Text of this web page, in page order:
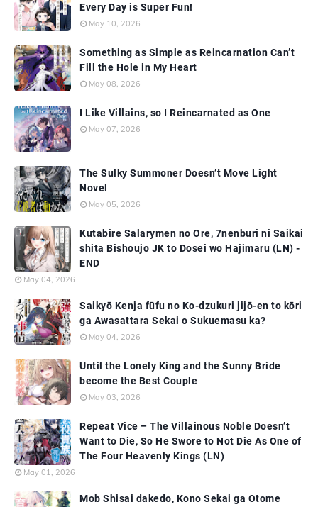
Every Day is Super Fun!
May 10, 2026
Something as Simple as Reincarnation Can’t
Fill the Hole in My Heart
May 08, 2026
I Like Villains, so I Reincarnated as One
May 07, 2026
The Sulky Summoner Doesn’t Move Light
Novel
May 05, 2026
Kutabire Salarymen no Ore, 7nenburi ni Saikai
shita Bishoujo JK to Dosei wo Hajimaru (LN) -
END
May 04, 2026
Saikyō Kenja fūfu no Ko-dzukuri jijō-en to kōri
ga Awasattara Sekai o Sukuemasu ka?
May 04, 2026
Until the Lonely King and the Sunny Bride
become the Best Couple
May 03, 2026
Repeat Vice – The Villainous Noble Doesn’t
Want to Die, So He Swore to Not Die As One of
The Four Heavenly Kings (LN)
May 01, 2026
Mob Shisai dakedo, Kono Sekai ga Otome